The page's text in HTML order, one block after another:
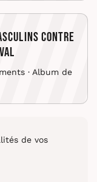
contre
· Album de
de vos